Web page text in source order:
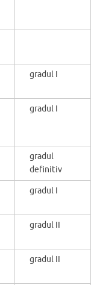
gradul I
gradul I
gradul
definitiv
gradul I
gradul II
gradul II